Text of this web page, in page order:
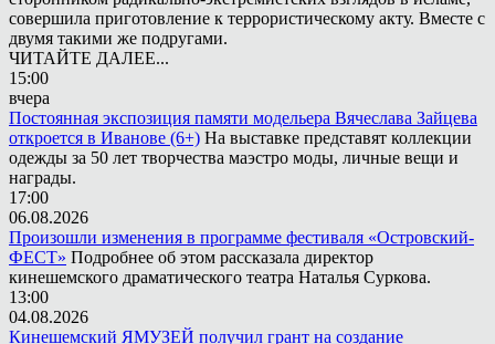
совершила приготовление к террористическому акту. Вместе с
двумя такими же подругами.
ЧИТАЙТЕ ДАЛЕЕ...
15:00
вчера
Постоянная экспозиция памяти модельера Вячеслава Зайцева
откроется в Иванове (6+) На выставке представят коллекции
одежды за 50 лет творчества маэстро моды, личные вещи и
награды.
17:00
06.08.2026
Произошли изменения в программе фестиваля «Островский-
ФЕСТ» Подробнее об этом рассказала директор
кинешемского драматического театра Наталья Суркова.
13:00
04.08.2026
Кинешемский ЯМУЗЕЙ получил грант на создание